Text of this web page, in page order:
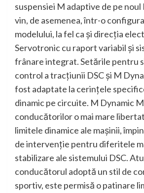
suspensiei M adaptive de pe noul
vin, de asemenea, într-o
modelului, la fel ca şi direcţia
Servotronic cu raport variabil şi
frânare integrat. Setările pentru
control a tracţiunii DSC şi M
fost adaptate la cerinţele
dinamic pe circuite. M Dynamic
conducătorilor o mai mare
limitele dinamice ale maşinii,
de intervenţie pentru diferitele
stabilizare ale sistemului DSC.
conducătorul adoptă un stil de
sportiv, este permisă o patinare